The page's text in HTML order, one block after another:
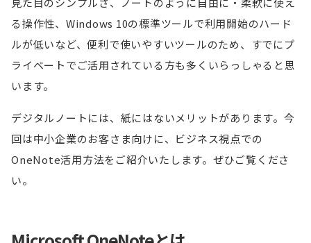
る操作性、Windows 10の標準ツールで利用開始のハード
ルが低いなど、便利で使いやすいツールのため、すでにプ
ライベートでご活用されている方も多くいらっしゃると思
います。
デジタルノートには、紙にはないメリットがあります。今
回は中小企業のお客さま向けに、ビジネス視点での
OneNote活用方法をご紹介いたします。ぜひご覧くださ
い。